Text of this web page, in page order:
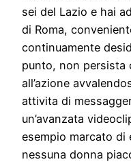
sei del Lazio e hai
di Roma,
continuamente
punto, non persista
all’azione
attivita di
un’avanzata
esempio marcato di
nessuna donna